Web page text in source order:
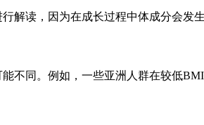
解读，因为在成长过程中体成分会发
不同。例如，一些亚洲人群在较低